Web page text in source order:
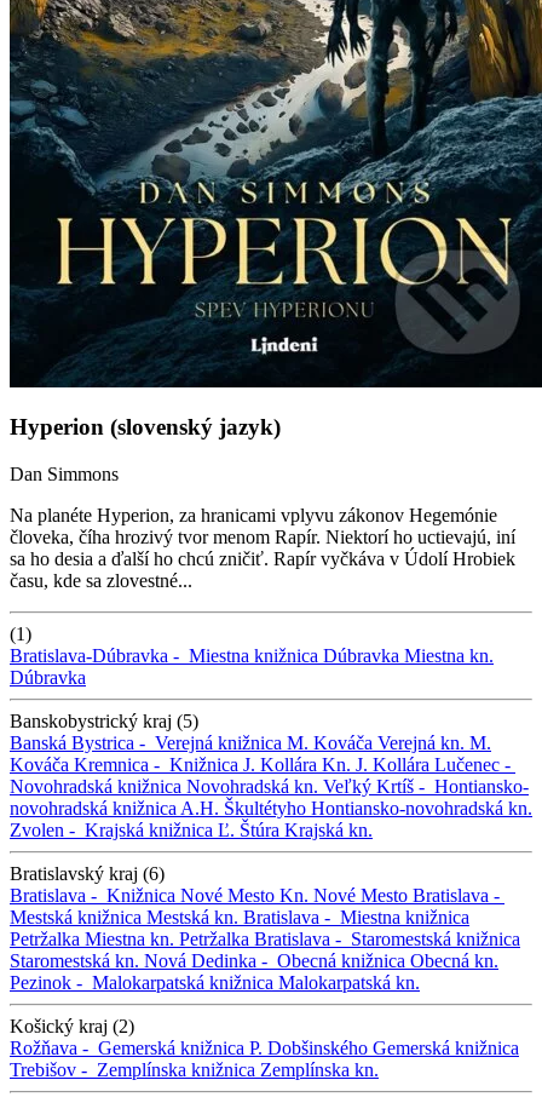
Hyperion (slovenský jazyk)
Dan Simmons
Na planéte Hyperion, za hranicami vplyvu zákonov Hegemónie
človeka, číha hrozivý tvor menom Rapír. Niektorí ho uctievajú, iní
sa ho desia a ďalší ho chcú zničiť. Rapír vyčkáva v Údolí Hrobiek
času, kde sa zlovestné...
(1)
Bratislava-Dúbravka - Miestna knižnica Dúbravka Miestna kn.
Dúbravka
Banskobystrický kraj (5)
Banská Bystrica - Verejná knižnica M. Kováča Verejná kn. M.
Kováča Kremnica - Knižnica J. Kollára Kn. J. Kollára Lučenec -
Novohradská knižnica Novohradská kn. Veľký Krtíš - Hontiansko-
novohradská knižnica A.H. Škultétyho Hontiansko-novohradská kn.
Zvolen - Krajská knižnica Ľ. Štúra Krajská kn.
Bratislavský kraj (6)
Bratislava - Knižnica Nové Mesto Kn. Nové Mesto Bratislava -
Mestská knižnica Mestská kn. Bratislava - Miestna knižnica
Petržalka Miestna kn. Petržalka Bratislava - Staromestská knižnica
Staromestská kn. Nová Dedinka - Obecná knižnica Obecná kn.
Pezinok - Malokarpatská knižnica Malokarpatská kn.
Košický kraj (2)
Rožňava - Gemerská knižnica P. Dobšinského Gemerská knižnica
Trebišov - Zemplínska knižnica Zemplínska kn.